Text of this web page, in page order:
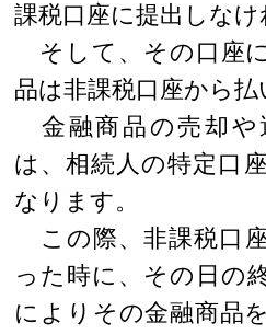
課税口座に提出しなけ
そして、その口座
品は非課税口座から払
金融商品の売却や
は、相続人の特定口
なります。
この際、非課税口
った時に、その日の
によりその金融商品